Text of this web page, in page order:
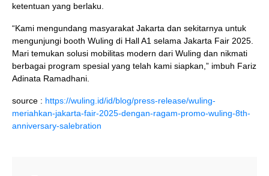
ketentuan yang berlaku.
“Kami mengundang masyarakat Jakarta dan sekitarnya untuk
mengunjungi booth Wuling di Hall A1 selama Jakarta Fair 2025.
Mari temukan solusi mobilitas modern dari Wuling dan nikmati
berbagai program spesial yang telah kami siapkan,” imbuh Fariz
Adinata Ramadhani.
source : https://wuling.id/id/blog/press-release/wuling-
meriahkan-jakarta-fair-2025-dengan-ragam-promo-wuling-8th-
anniversary-salebration